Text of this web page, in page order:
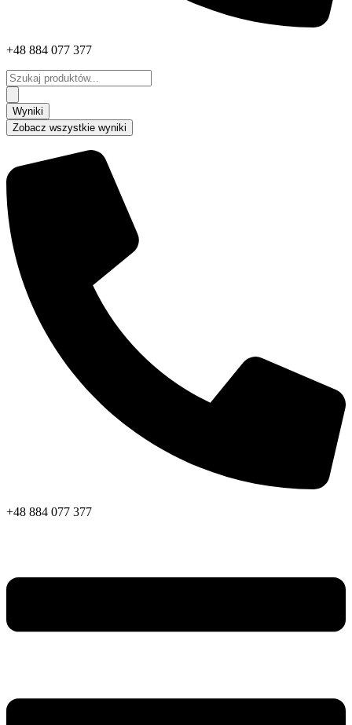
+48 884 077 377
Search
...
Wyniki
Zobacz wszystkie wyniki
+48 884 077 377